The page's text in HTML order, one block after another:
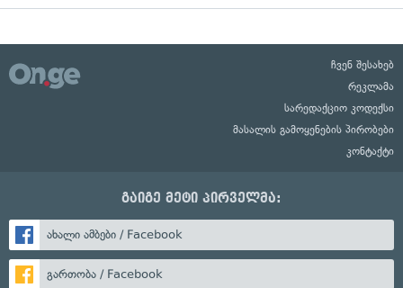
ჩვენ შესახებ
რეკლამა
სარედაქციო კოდექსი
მასალის გამოყენების პირობები
კონტაქტი
გაიგე მეტი პირველმა:
ახალი ამბები / Facebook
გართობა / Facebook